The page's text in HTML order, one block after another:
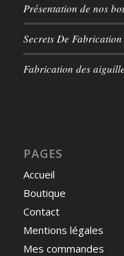
Présentation de nos
Secrets De
Fabrication des
PAGES
Accueil
Boutique
Contact
Mentions légales
Mes commandes